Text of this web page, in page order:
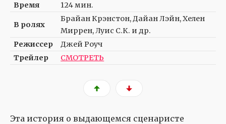
Время
124 мин.
В ролях
Брайан Крэнстон, Дайан Лэйн, Хелен
Миррен, Луис С.К. и др.
Режиссер
Джей Роуч
Трейлер
СМОТРЕТЬ
Эта история о выдающемся сценаристе